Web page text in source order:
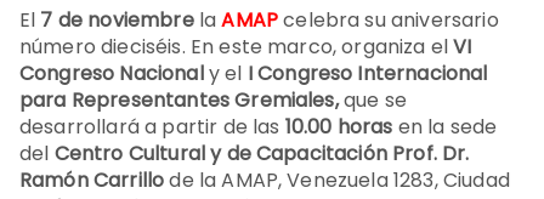
El 7 de noviembrelaAMAPcelebra su aniversario
número dieciséis. En este marco, organiza elVI
Congreso Nacionaly el I Congreso Internacional
para Representantes Gremiales,que se
desarrollará a partir de las 10.00 horas en la sede
del Centro Cultural y de Capacitación Prof. Dr.
Ramón Carrillode la AMAP, Venezuela 1283, Ciudad